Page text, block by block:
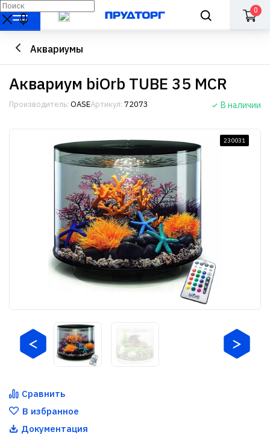
0
Аквариумы
Аквариум biOrb TUBE 35 MCR
Производитель: OASEАртикул: 72073 В наличии
230031
Сравнить
В избранное
Документация